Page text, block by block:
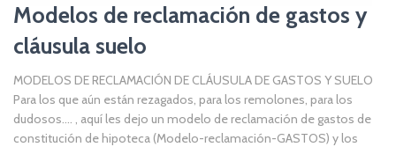
Modelos de reclamación de gastos y
cláusula suelo
MODELOS DE RECLAMACIÓN DE CLÁUSULA DE GASTOS Y SUELO
Para los que aún están rezagados, para los remolones, para los
dudosos…. , aquí les dejo un modelo de reclamación de gastos de
constitución de hipoteca (Modelo-reclamación-GASTOS) y los